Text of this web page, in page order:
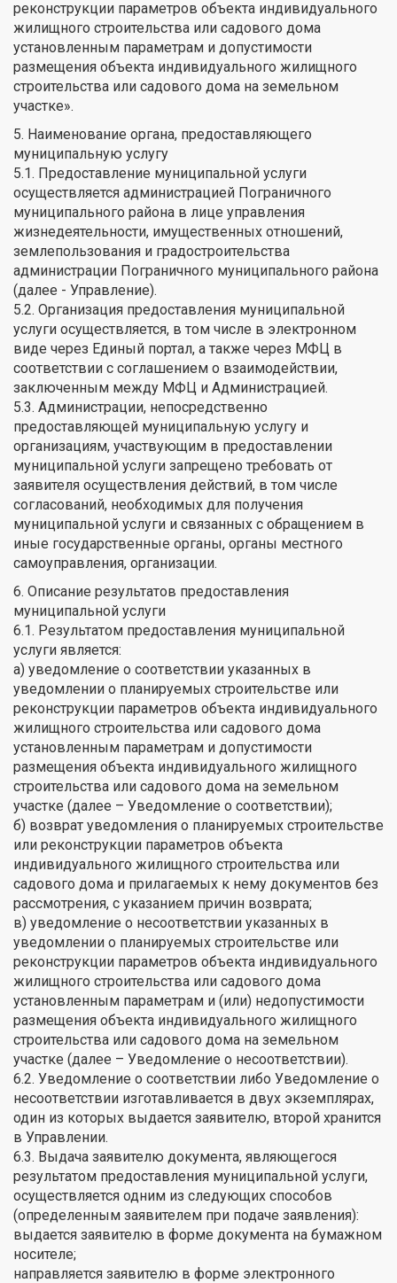
реконструкции параметров объекта индивидуального
жилищного строительства или садового дома
установленным параметрам и допустимости
размещения объекта индивидуального жилищного
строительства или садового дома на земельном
участке».
5. Наименование органа, предоставляющего
муниципальную услугу
5.1. Предоставление муниципальной услуги
осуществляется администрацией Пограничного
муниципального района в лице управления
жизнедеятельности, имущественных отношений,
землепользования и градостроительства
администрации Пограничного муниципального района
(далее - Управление).
5.2. Организация предоставления муниципальной
услуги осуществляется, в том числе в электронном
виде через Единый портал, а также через МФЦ в
соответствии с соглашением о взаимодействии,
заключенным между МФЦ и Администрацией.
5.3. Администрации, непосредственно
предоставляющей муниципальную услугу и
организациям, участвующим в предоставлении
муниципальной услуги запрещено требовать от
заявителя осуществления действий, в том числе
согласований, необходимых для получения
муниципальной услуги и связанных с обращением в
иные государственные органы, органы местного
самоуправления, организации.
6. Описание результатов предоставления
муниципальной услуги
6.1. Результатом предоставления муниципальной
услуги является:
а) уведомление о соответствии указанных в
уведомлении о планируемых строительстве или
реконструкции параметров объекта индивидуального
жилищного строительства или садового дома
установленным параметрам и допустимости
размещения объекта индивидуального жилищного
строительства или садового дома на земельном
участке (далее – Уведомление о соответствии);
б) возврат уведомления о планируемых строительстве
или реконструкции параметров объекта
индивидуального жилищного строительства или
садового дома и прилагаемых к нему документов без
рассмотрения, с указанием причин возврата;
в) уведомление о несоответствии указанных в
уведомлении о планируемых строительстве или
реконструкции параметров объекта индивидуального
жилищного строительства или садового дома
установленным параметрам и (или) недопустимости
размещения объекта индивидуального жилищного
строительства или садового дома на земельном
участке (далее – Уведомление о несоответствии).
6.2. Уведомление о соответствии либо Уведомление о
несоответствии изготавливается в двух экземплярах,
один из которых выдается заявителю, второй хранится
в Управлении.
6.3. Выдача заявителю документа, являющегося
результатом предоставления муниципальной услуги,
осуществляется одним из следующих способов
(определенным заявителем при подаче заявления):
выдается заявителю в форме документа на бумажном
носителе;
направляется заявителю в форме электронного